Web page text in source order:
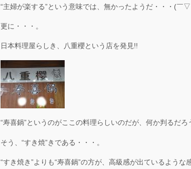
“主婦が楽する”という意味では、無かったようだ・・・(￣
更に・・・。
日本料理屋らしき、八重櫻という店を発見!!
“寿喜鍋”というのがここの料理らしいのだが、何か判るだろ
そう、“すき焼”きである・・・。
“すき焼き”よりも“寿喜鍋”の方が、高級感が出ているよう